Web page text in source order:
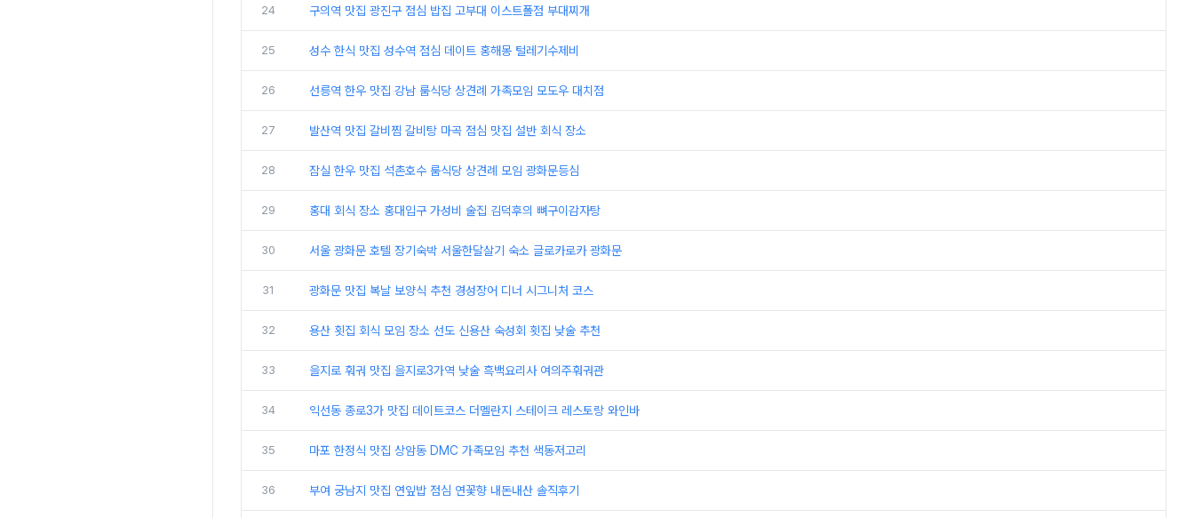
24 구의역 맛집 광진구 점심 밥집 고부대 이스트폴점 부대찌개
25 성수 한식 맛집 성수역 점심 데이트 홍해몽 털레기수제비
26 선릉역 한우 맛집 강남 룸식당 상견례 가족모임 모도우 대치점
27 발산역 맛집 갈비찜 갈비탕 마곡 점심 맛집 설반 회식 장소
28 잠실 한우 맛집 석촌호수 룸식당 상견례 모임 광화문등심
29 홍대 회식 장소 홍대입구 가성비 술집 김덕후의 뼈구이감자탕
30 서울 광화문 호텔 장기숙박 서울한달살기 숙소 글로카로카 광화문
31 광화문 맛집 복날 보양식 추천 경성장어 디너 시그니처 코스
32 용산 횟집 회식 모임 장소 선도 신용산 숙성회 횟집 낮술 추천
33 을지로 훠궈 맛집 을지로3가역 낮술 흑백요리사 여의주훠궈관
34 익선동 종로3가 맛집 데이트코스 더멜란지 스테이크 레스토랑 와인바
35 마포 한정식 맛집 상암동 DMC 가족모임 추천 색동저고리
36 부여 궁남지 맛집 연잎밥 점심 연꽃향 내돈내산 솔직후기